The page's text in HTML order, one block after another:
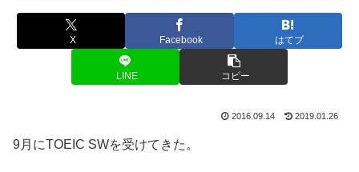
X Facebook はてブ
LINE コピー
2016.09.14 2019.01.26
9月にTOEIC SWを受けてきた。